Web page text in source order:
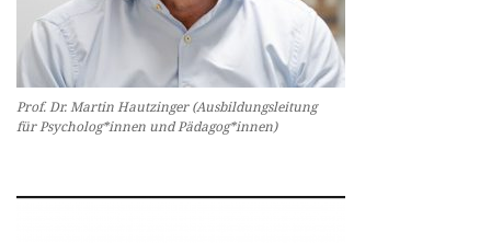
Prof. Dr. Martin Hautzinger (Ausbildungsleitung
für Psycholog*innen und Pädagog*innen)